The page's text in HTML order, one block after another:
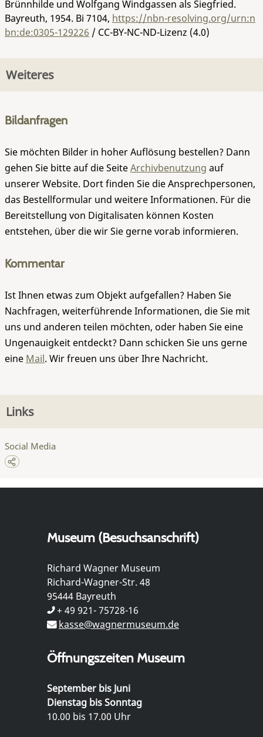
Brünnhilde und Wolfgang Windgassen als Siegfried.
Bayreuth, 1954. Bi 7104, https://nbn-resolving.org/urn:n
bn:de:0305-129226 / CC-BY-NC-ND-Lizenz (4.0)
Weiteres
Bildanfragen
Sie möchten Bilder in hoher Auflösung bestellen? Dann
gehen Sie bitte auf die SeiteArchivbenutzung auf
unserer Website. Dort finden Sie die Ansprechpersonen,
das Bestellformular und weitere Informationen. Für die
Bereitstellung von Digitalisaten können Kosten
entstehen, über die wir Sie gerne vorab informieren.
Kommentar
Ist Ihnen etwas zum Objekt aufgefallen? Haben Sie
Nachfragen, weiterführende Informationen, die Sie mit
uns und anderen teilen möchten, oder haben Sie eine
Ungenauigkeit entdeckt? Dann schicken Sie uns gerne
eine Mail. Wir freuen uns über Ihre Nachricht.
Links
Social Media
Museum (Besuchsanschrift)
Richard Wagner Museum
Richard-Wagner-Str. 48
95444 Bayreuth
+ 49 921- 75728-16
kasse@wagnermuseum.de
Öffnungszeiten Museum
September bis Juni
Dienstag bis Sonntag
10.00 bis 17.00 Uhr